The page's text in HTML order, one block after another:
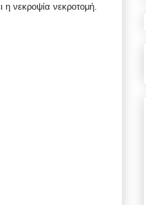
νεκροψία νεκροτομή.